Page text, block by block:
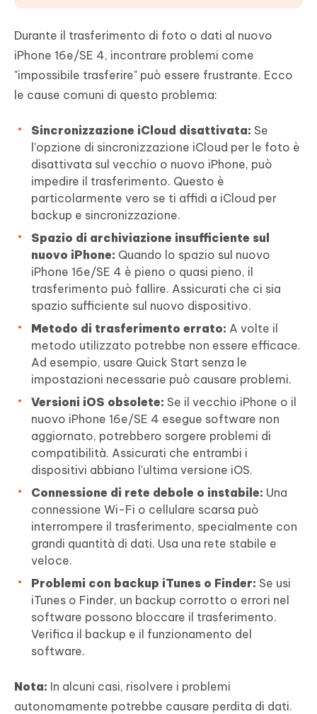
Durante il trasferimento di foto o dati al nuovo
iPhone 16e/SE 4, incontrare problemi come
"impossibile trasferire" può essere frustrante. Ecco
le cause comuni di questo problema:
Sincronizzazione iCloud disattivata: Se
l'opzione di sincronizzazione iCloud per le foto è
disattivata sul vecchio o nuovo iPhone, può
impedire il trasferimento. Questo è
particolarmente vero se ti affidi a iCloud per
backup e sincronizzazione.
Spazio di archiviazione insufficiente sul
nuovo iPhone: Quando lo spazio sul nuovo
iPhone 16e/SE 4 è pieno o quasi pieno, il
trasferimento può fallire. Assicurati che ci sia
spazio sufficiente sul nuovo dispositivo.
Metodo di trasferimento errato: A volte il
metodo utilizzato potrebbe non essere efficace.
Ad esempio, usare Quick Start senza le
impostazioni necessarie può causare problemi.
Versioni iOS obsolete: Se il vecchio iPhone o il
nuovo iPhone 16e/SE 4 esegue software non
aggiornato, potrebbero sorgere problemi di
compatibilità. Assicurati che entrambi i
dispositivi abbiano l'ultima versione iOS.
Connessione di rete debole o instabile: Una
connessione Wi-Fi o cellulare scarsa può
interrompere il trasferimento, specialmente con
grandi quantità di dati. Usa una rete stabile e
veloce.
Problemi con backup iTunes o Finder: Se usi
iTunes o Finder, un backup corrotto o errori nel
software possono bloccare il trasferimento.
Verifica il backup e il funzionamento del
software.
Nota: In alcuni casi, risolvere i problemi
autonomamente potrebbe causare perdita di dati.